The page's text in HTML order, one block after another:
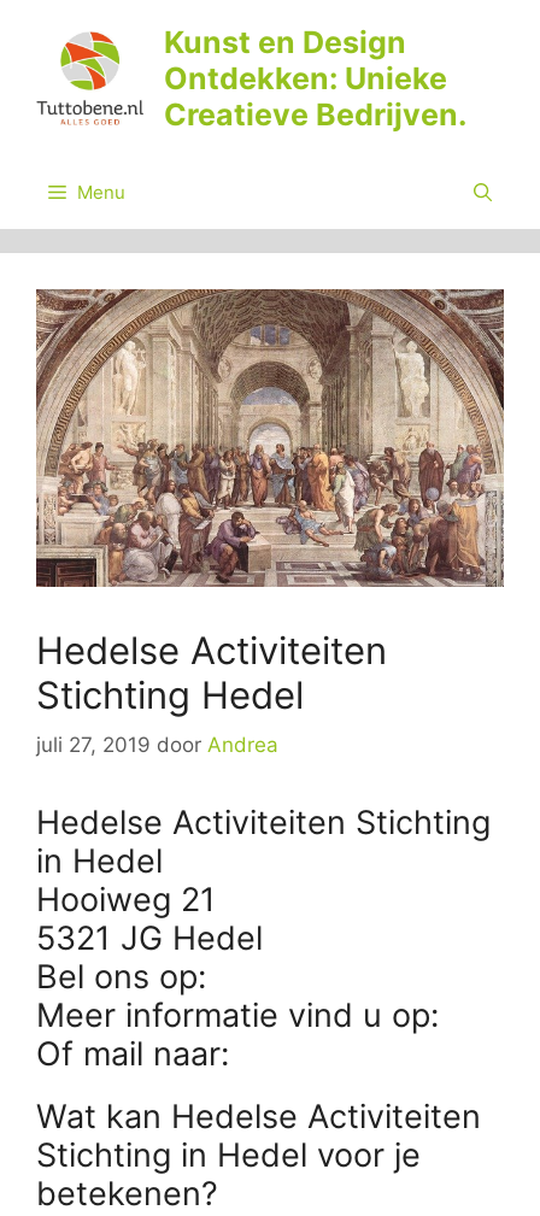
inhoud
Kunst en Design
Ontdekken: Unieke
Creatieve Bedrijven.
Menu
Hedelse Activiteiten
Stichting Hedel
juli 27, 2019 door Andrea
Hedelse Activiteiten Stichting
in Hedel
Hooiweg 21
5321 JG Hedel
Bel ons op:
Meer informatie vind u op:
Of mail naar:
Wat kan Hedelse Activiteiten
Stichting in Hedel voor je
betekenen?